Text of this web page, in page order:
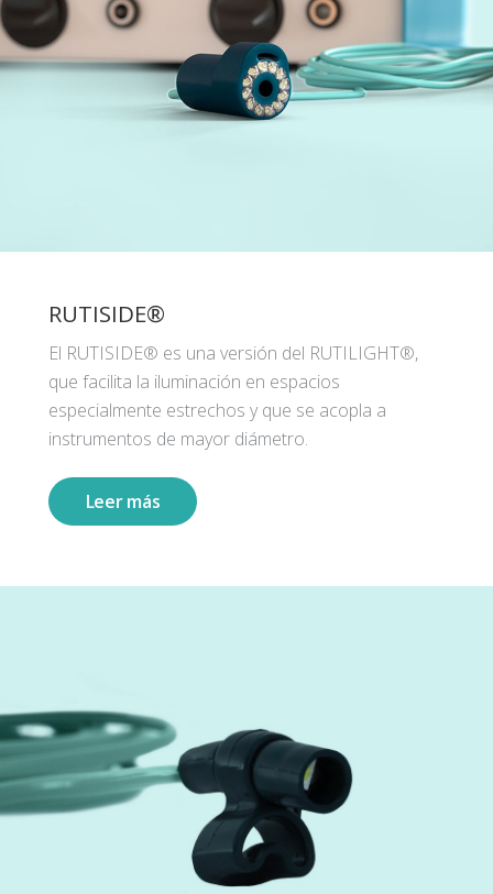
RUTISIDE®
El RUTISIDE® es una versión del RUTILIGHT®,
que facilita la iluminación en espacios
especialmente estrechos y que se acopla a
instrumentos de mayor diámetro.
Leer más